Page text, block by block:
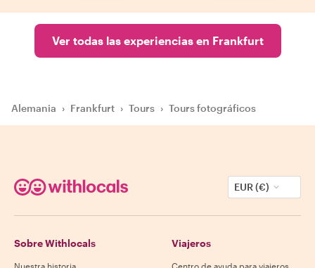
Ver todas las experiencias en Frankfurt
Alemania › Frankfurt › Tours › Tours fotográficos
EUR (€)
Sobre Withlocals
Nuestra historia
Viajeros
Centro de ayuda para viajeros